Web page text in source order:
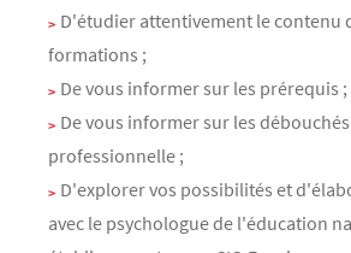
D'étudier attentivement le contenu
formations ;
De vous informer sur les prérequis ;
De vous informer sur les
professionnelle ;
D'explorer vos possibilités et
avec le psychologue de l'éducation